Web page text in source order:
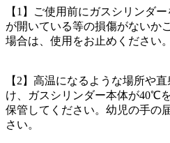
【1】ご使用前にガスシリンダ
が開いている等の損傷がないか
場合は、使用をお止めください。
【2】高温になるような場所や
け、ガスシリンダー本体が40℃
保管してください。幼児の手の
さい。